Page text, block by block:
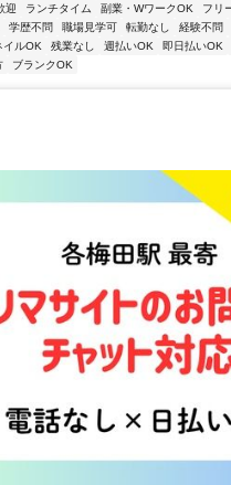
迎 ランチタイム 副業・WワークOK
フリ
学歴不問 職場見学可 転勤なし 経験不問
イルOK 残業なし 週払いOK 即日払いOK
ブランクOK